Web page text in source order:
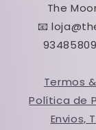
The
📧
Termos
Política de
Envios,